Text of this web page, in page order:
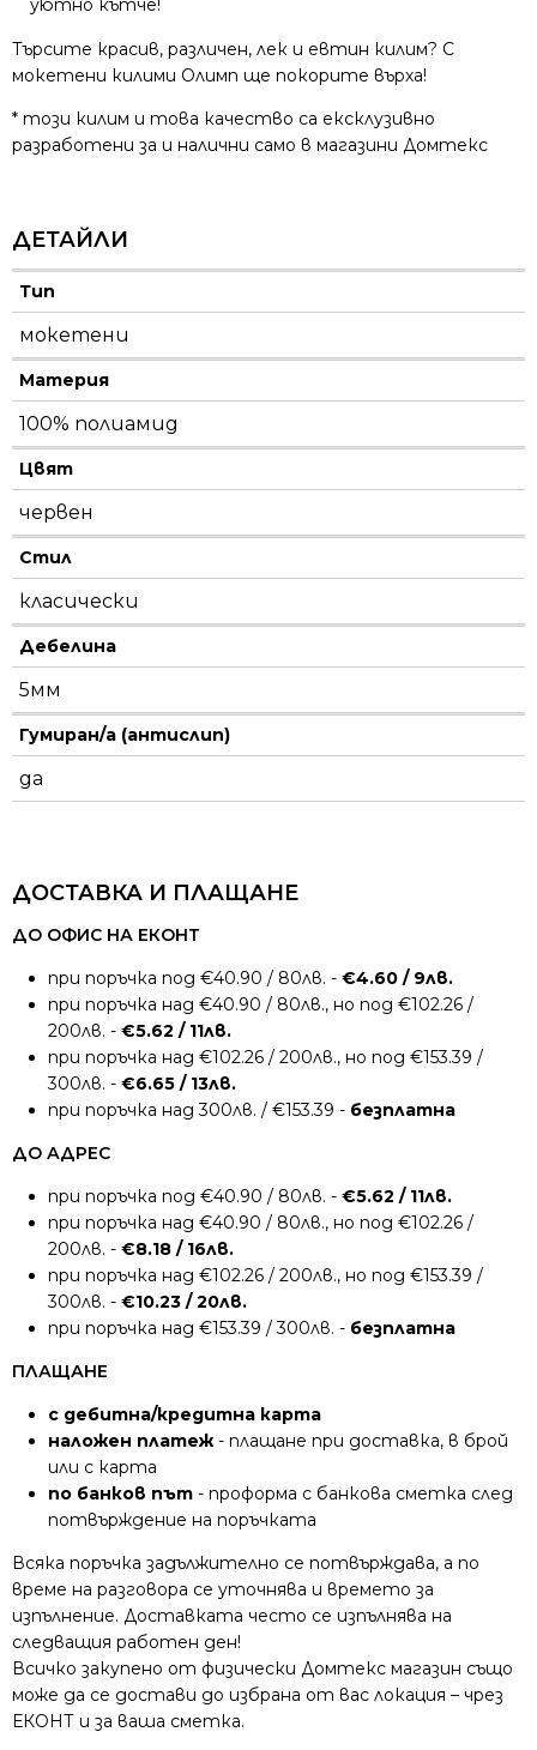
Търсите красив, различен, лек и евтин килим? С
мокетени килими Олимп ще покорите върха!
* този килим и това качество са ексклузивно
разработени за и налични само в магазини Домтекс
ДЕТАЙЛИ
Тип
мокетени
Материя
100% полиамид
Цвят
червен
Стил
класически
Дебелина
5мм
Гумиран/а (антислип)
да
ДОСТАВКА И ПЛАЩАНЕ
ДО ОФИС НА ЕКОНТ
при поръчка под €40.90 / 80лв. - €4.60 / 9лв.
при поръчка над €40.90 / 80лв., но под €102.26 /
200лв. - €5.62 / 11лв.
при поръчка над €102.26 / 200лв., но под €153.39 /
300лв. - €6.65 / 13лв.
при поръчка над 300лв. / €153.39 - безплатна
ДО АДРЕС
при поръчка под €40.90 / 80лв. - €5.62 / 11лв.
при поръчка над €40.90 / 80лв., но под €102.26 /
200лв. - €8.18 / 16лв.
при поръчка над €102.26 / 200лв., но под €153.39 /
300лв. - €10.23 / 20лв.
при поръчка над €153.39 / 300лв. - безплатна
ПЛАЩАНЕ
с дебитна/кредитна карта
наложен платеж - плащане при доставка, в брой
или с карта
по банков път - проформа с банкова сметка след
потвърждение на поръчката
Всяка поръчка задължително се потвърждава, а по
време на разговора се уточнява и времето за
изпълнение. Доставката често се изпълнява на
следващия работен ден!
Всичко закупено от физически Домтекс магазин също
може да се достави до избрана от вас локация – чрез
ЕКОНТ и за ваша сметка.